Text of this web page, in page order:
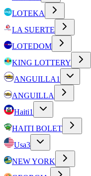
LOTEKA
LA SUERTE
LOTEDOM
KING LOTTERY
ANGUILLA1
ANGUILLA
Haiti1
HAITI BOLET
Usa3
NEW YORK